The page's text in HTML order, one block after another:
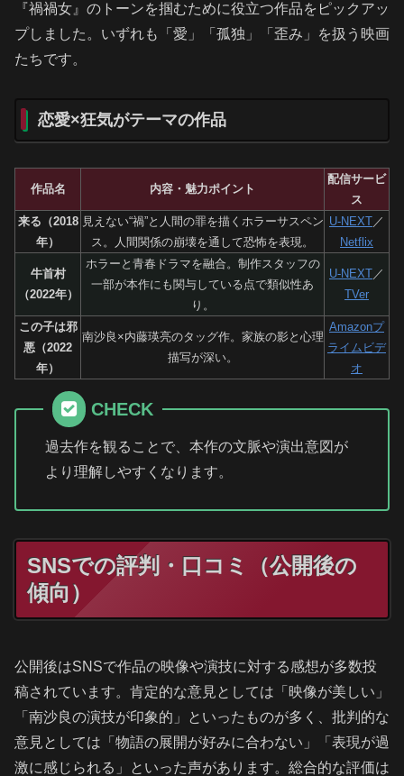
『禍禍女』のトーンを掴むために役立つ作品をピックアッ
プしました。いずれも「愛」「孤独」「歪み」を扱う映画
たちです。
恋愛×狂気がテーマの作品
作品名 内容・魅力ポイント
配信サービ
ス
来る（2018
年）
見えない“禍”と人間の罪を描くホラーサスペン
ス。人間関係の崩壊を通して恐怖を表現。
U-NEXT ／
Netflix
牛首村
（2022年）
ホラーと青春ドラマを融合。制作スタッフの
一部が本作にも関与している点で類似性あ
り。
U-NEXT ／
TVer
この子は邪
悪（2022
年）
南沙良×内藤瑛亮のタッグ作。家族の影と心理
描写が深い。
Amazonプ
ライムビデ
オ
CHECK
過去作を観ることで、本作の文脈や演出意図が
より理解しやすくなります。
SNSでの評判・口コミ（公開後の
傾向）
公開後はSNSで作品の映像や演技に対する感想が多数投
稿されています。肯定的な意見としては「映像が美しい」
「南沙良の演技が印象的」といったものが多く、批判的な
意見としては「物語の展開が好みに合わない」「表現が過
激に感じられる」といった声があります。総合的な評価は